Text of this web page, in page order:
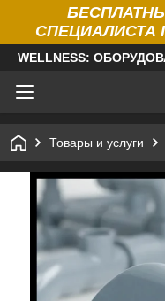
СПЕЦИАЛИСТА
WELLNESS:
Товары и услуги